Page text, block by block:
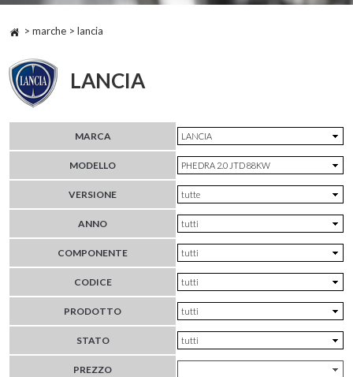
> marche > lancia
LANCIA
MARCA
MODELLO
VERSIONE
ANNO
COMPONENTE
CODICE
PRODOTTO
STATO
PREZZO